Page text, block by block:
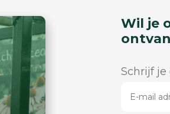
Wil je
Schrijf je